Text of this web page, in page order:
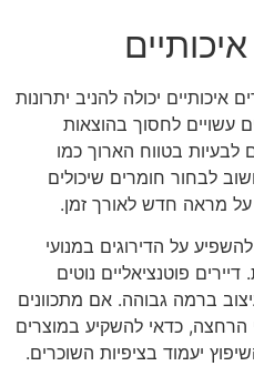
יכולה להניב יתרונות
עשויים לחסוך בהוצאות
לבעיות בטווח הארוך כמו
לבחור חומרים שיכולים
על מראה חדש לאורך זמן.
על הדירוגים במנועי
פוטנציאליים נוטים
ברמה גבוהה. אם מתכוונים
כדאי להשקיע במוצרים
יעמוד בציפיות השוכרים.